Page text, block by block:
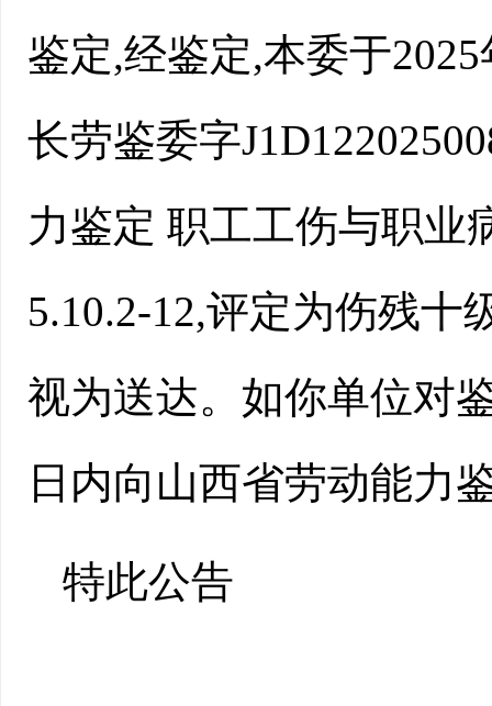
鉴定,经鉴定,本委于
长劳鉴委字
力鉴定 职工工伤与职业
5.10.2-12,评定为伤残十
视为送达。如你单位对
日内向山西省劳动能力
特此公告